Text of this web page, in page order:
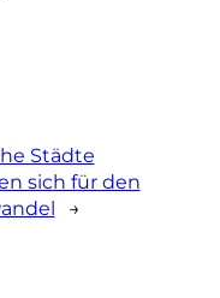
Städte
sich für den
→